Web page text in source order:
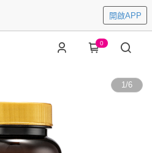
開啟APP
0
1/6